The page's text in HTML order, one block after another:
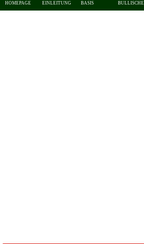
HOMEPAGE EINLEITUNG BASIS BULLISCHE